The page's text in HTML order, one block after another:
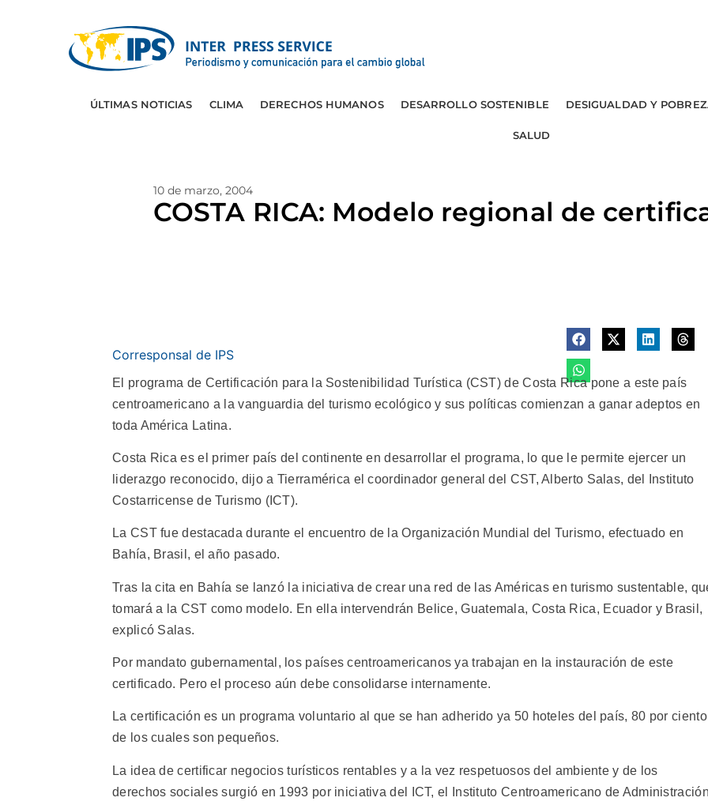
ÚLTIMAS NOTICIAS CLIMA DERECHOS HUMANOS DESARROLLO SOSTENIBLE DESIGUALDAD Y
SALUD
10 de marzo, 2004
COSTA RICA: Modelo regional de
Corresponsal de IPS
El programa de Certificación para la Sostenibilidad Turística (CST) de Costa Rica pone a este país
centroamericano a la vanguardia del turismo ecológico y sus políticas comienzan a ganar adeptos en
toda América Latina.
Costa Rica es el primer país del continente en desarrollar el programa, lo que le permite ejercer un
liderazgo reconocido, dijo a Tierramérica el coordinador general del CST, Alberto Salas, del Instituto
Costarricense de Turismo (ICT).
La CST fue destacada durante el encuentro de la Organización Mundial del Turismo, efectuado en
Bahía, Brasil, el año pasado.
Tras la cita en Bahía se lanzó la iniciativa de crear una red de las Américas en turismo sustentable,
tomará a la CST como modelo. En ella intervendrán Belice, Guatemala, Costa Rica, Ecuador y Brasil,
explicó Salas.
Por mandato gubernamental, los países centroamericanos ya trabajan en la instauración de este
certificado. Pero el proceso aún debe consolidarse internamente.
La certificación es un programa voluntario al que se han adherido ya 50 hoteles del país, 80 por ciento
de los cuales son pequeños.
La idea de certificar negocios turísticos rentables y a la vez respetuosos del ambiente y de los
derechos sociales surgió en 1993 por iniciativa del ICT, el Instituto Centroamericano de